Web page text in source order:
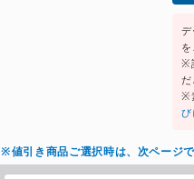
※
だ
※
び
※値引き商品ご選択時は、次ページ